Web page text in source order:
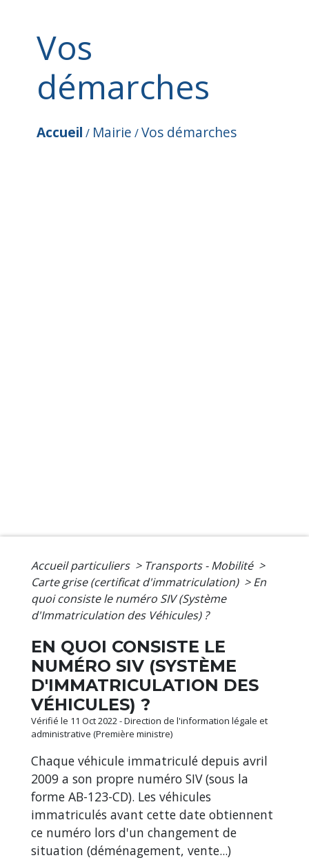
Vos
démarches
Accueil / Mairie /Vos démarches
Accueil particuliers > Transports - Mobilité >
Carte grise (certificat d'immatriculation) > En
quoi consiste le numéro SIV (Système
d'Immatriculation des Véhicules) ?
EN QUOI CONSISTE LE
NUMÉRO SIV (SYSTÈME
D'IMMATRICULATION DES
VÉHICULES) ?
Vérifié le 11 Oct 2022 - Direction de l'information légale et
administrative (Première ministre)
Chaque véhicule immatriculé depuis avril
2009 a son propre numéro SIV (sous la
forme AB-123-CD). Les véhicules
immatriculés avant cette date obtiennent
ce numéro lors d'un changement de
situation (déménagement, vente...)